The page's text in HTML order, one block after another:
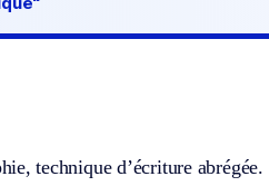
technique d’écriture abrégée.